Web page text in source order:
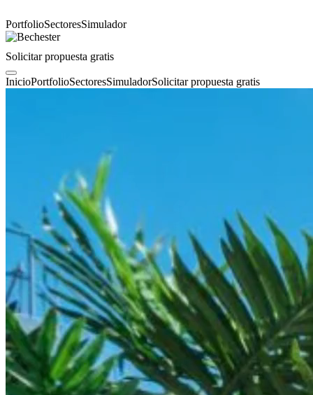
PortfolioSectoresSimulador
Solicitar propuesta gratis
InicioPortfolioSectoresSimuladorSolicitar propuesta gratis